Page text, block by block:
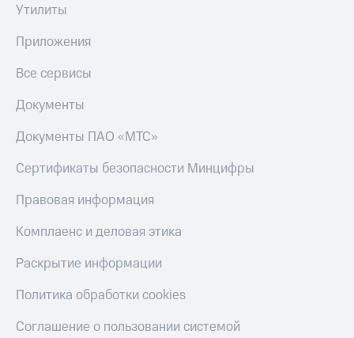
Утилиты
Приложения
Все сервисы
Документы
Документы ПАО «МТС»
Сертификаты безопасности Минцифры
Правовая информация
Комплаенс и деловая этика
Раскрытие информации
Политика обработки cookies
Соглашение о пользовании системой